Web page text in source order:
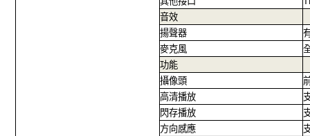
音效
揚聲器
麥克風
功能
攝像頭
高清播放
閃存播放
方向感應